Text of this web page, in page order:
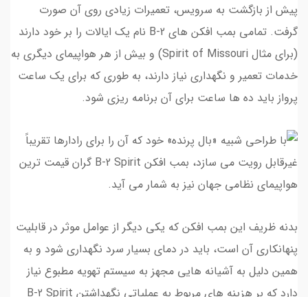
پیش از بازگشت به سرویس، تعمیرات زیادی روی آن صورت
گرفت. تمامی بمب افکن های B-2 نام یک ایالات را بر خود دارند
(برای مثال Spirit of Missouri) و بیش از هر هواپیمای دیگری به
خدمات تعمیر و نگهداری نیاز دارند، به طوری که برای یک ساعت
پرواز باید ده ها ساعت برای آن برنامه ریزی شود.
بدنه ظریف این بمب افکن که یکی دیگر از عوامل موثر در قابلیت
پنهانکاری آن است، باید در دمای بسیار سرد نگهداری شود و به
همین دلیل به آشیانه هایی مجهز به سیستم تهویه مطبوع نیاز
دارد که بر هزینه های مربوط به عملیاتی نگهداشتن B-2 Spirit